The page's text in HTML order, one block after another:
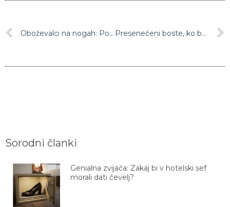
Oboževalci na nogah: Poglejte, kako Rebeka Dremelj miga z boki (video) Presenečeni boste, ko boste videli, kakšen je bil Marko Potrč pred desetimi leti
Sorodni članki
Genialna zvijača: Zakaj bi v hotelski sef
morali dati čevelj?